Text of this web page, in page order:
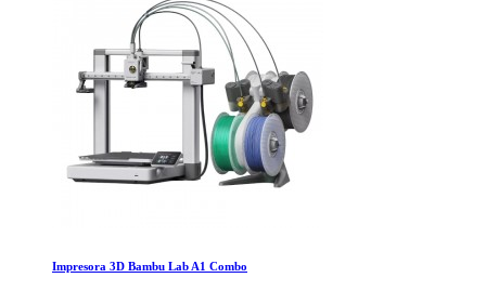
Impresora 3D Bambu Lab A1 Combo